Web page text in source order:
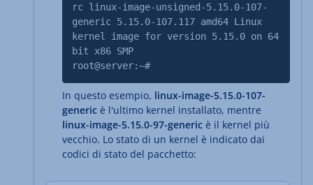
rc linux-image-unsigned-5.15.0-107-
generic 5.15.0-107.117 amd64 Linux
kernel image for version 5.15.0 on 64
bit x86 SMP
root@server:~#
In questo esempio, linux-image-5.15.0-107-
generic è l'ultimo kernel installato, mentre
linux-image-5.15.0-97-generic è il kernel più
vecchio. Lo stato di un kernel è indicato dai
codici di stato del pacchetto: